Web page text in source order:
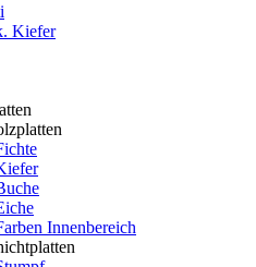
Kiefer
Innenbereich